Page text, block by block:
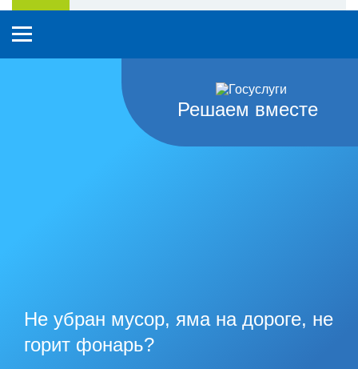
Решаем вместе
Не убран мусор, яма на дороге, не
горит фонарь?